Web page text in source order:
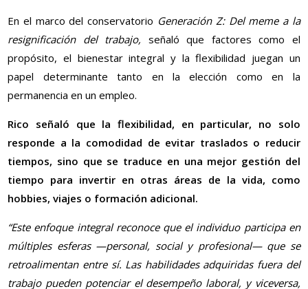
En el marco del conservatorio Generación Z: Del meme a la
resignificación del trabajo, señaló que factores como el
propósito, el bienestar integral y la flexibilidad juegan un
papel determinante tanto en la elección como en la
permanencia en un empleo.
Rico señaló que la flexibilidad, en particular, no solo
responde a la comodidad de evitar traslados o reducir
tiempos, sino que se traduce en una mejor gestión del
tiempo para invertir en otras áreas de la vida, como
hobbies, viajes o formación adicional.
“Este enfoque integral reconoce que el individuo participa en
múltiples esferas —personal, social y profesional— que se
retroalimentan entre sí. Las habilidades adquiridas fuera del
trabajo pueden potenciar el desempeño laboral, y viceversa,